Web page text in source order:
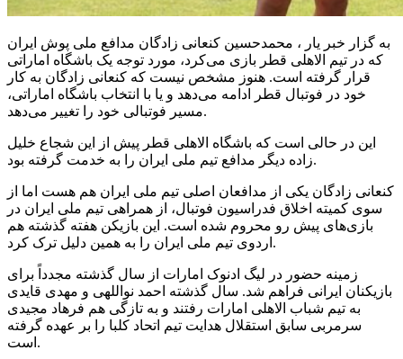
به گزار خبر یار ، محمدحسین کنعانی زادگان مدافع ملی پوش ایران
که در تیم الاهلی قطر بازی می‌کرد، مورد توجه یک باشگاه اماراتی
قرار گرفته است. هنوز مشخص نیست که کنعانی زادگان به کار
خود در فوتبال قطر ادامه می‌دهد و یا با انتخاب باشگاه اماراتی،
مسیر فوتبالی خود را تغییر می‌دهد.
این در حالی است که باشگاه الاهلی قطر پیش از این شجاع خلیل
زاده دیگر مدافع تیم ملی ایران را به خدمت گرفته بود.
کنعانی زادگان یکی از مدافعان اصلی تیم ملی ایران هم هست اما از
سوی کمیته اخلاق فدراسیون فوتبال، از همراهی تیم ملی ایران در
بازی‌های پیش رو محروم شده است. این بازیکن هفته گذشته هم
اردوی تیم ملی ایران را به همین دلیل ترک کرد.
زمینه حضور در لیگ ادنوک امارات از سال گذشته مجدداً برای
بازیکنان ایرانی فراهم شد. سال گذشته احمد نواللهی و مهدی قایدی
به تیم شباب الاهلی امارات رفتند و به تازگی هم فرهاد مجیدی
سرمربی سابق استقلال هدایت تیم اتحاد کلبا را بر عهده گرفته
است.